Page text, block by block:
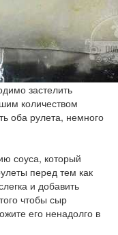
застелить
количеством
оба рулета, немного
соуса, который
перед тем как
и добавить
чтобы сыр
его ненадолго в